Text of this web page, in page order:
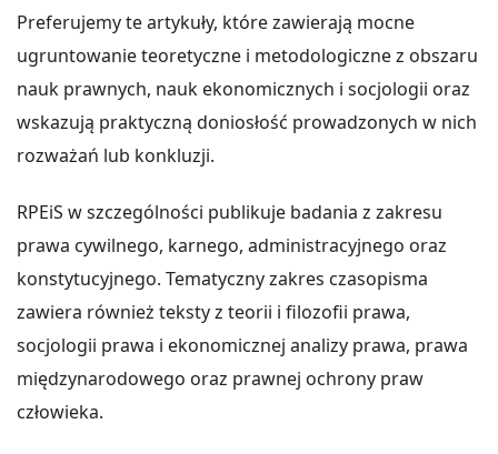
Preferujemy te artykuły, które zawierają mocne
ugruntowanie teoretyczne i metodologiczne z obszaru
nauk prawnych, nauk ekonomicznych i socjologii oraz
wskazują praktyczną doniosłość prowadzonych w nich
rozważań lub konkluzji.
RPEiS w szczególności publikuje badania z zakresu
prawa cywilnego, karnego, administracyjnego oraz
konstytucyjnego. Tematyczny zakres czasopisma
zawiera również teksty z teorii i filozofii prawa,
socjologii prawa i ekonomicznej analizy prawa, prawa
międzynarodowego oraz prawnej ochrony praw
człowieka.